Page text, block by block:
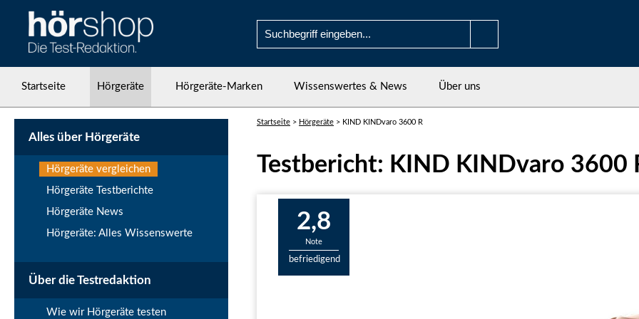
Startseite Hörgeräte Hörgeräte-Marken Wissenswertes & News Über uns
Startseite > Hörgeräte > KIND KINDvaro 3600 R
Testbericht: KIND KINDvaro 3600
2,8
Note
befriedigend
Alles über Hörgeräte
Hörgeräte vergleichen
Hörgeräte Testberichte
Hörgeräte News
Hörgeräte: Alles Wissenswerte
Über die Testredaktion
Wie wir Hörgeräte testen